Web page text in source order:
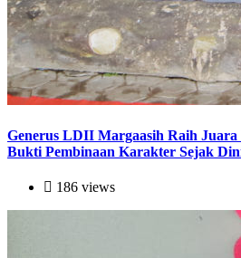
Generus LDII Margaasih Raih
Bukti Pembinaan Karakter Sejak
186 views